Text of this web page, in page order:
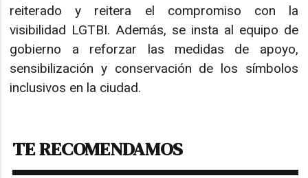
reiterado y reitera el compromiso con la
visibilidad LGTBI. Además, se insta al equipo de
gobierno a reforzar las medidas de apoyo,
sensibilización y conservación de los símbolos
inclusivos en la ciudad.
TE RECOMENDAMOS